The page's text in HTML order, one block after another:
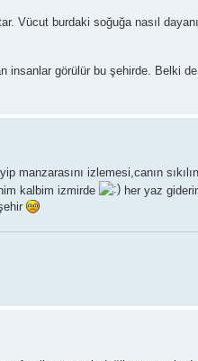
Vücut burdaki soğuğa nasıl
insanlar görülür bu şehirde. Belki
manzarasını izlemesi,canın
kalbim izmirde
her yaz